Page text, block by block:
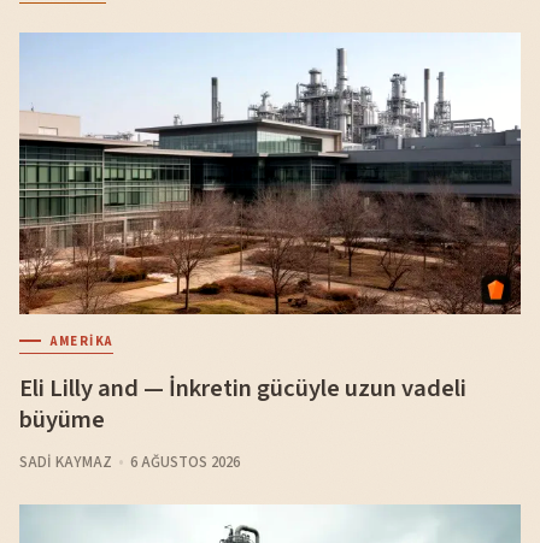
AMERIKA
Eli Lilly and — İnkretin gücüyle uzun vadeli
büyüme
SADI KAYMAZ 6 AĞUSTOS 2026